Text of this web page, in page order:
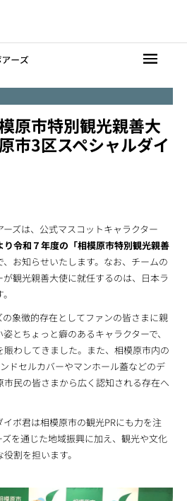
原市特別観光親善大
市3区スペシャルダイ
ズは、公式マスコットキャラクター
り令和７年度の「相模原市特別観光親善
、お知らせいたします。なお、チームの
観光親善大使に就任するのは、日本ラ
象徴的存在としてファンの皆さまに親
とちょっと癖のあるキャラクターで、
わしてきました。また、相模原市内の
ドセルカバーやマンホール蓋などのデ
民の皆さまから広く認知される存在へ
ボ君は相模原市の観光PRにも力を注
を通じた地域振興に加え、観光や文化
割を担います。